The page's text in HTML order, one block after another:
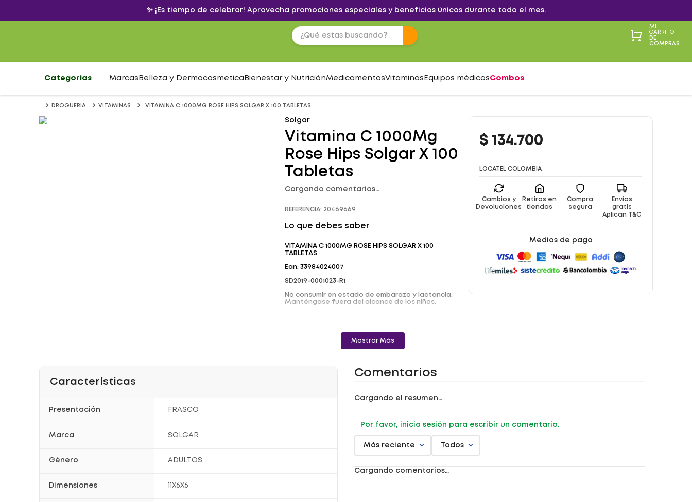
✨ ¡Es tiempo de celebrar! Aprovecha promociones especiales y beneficios únicos durante todo el mes.
MI
CARRITO
DE
COMPRAS
Categorías Marcas Belleza y Dermocosmetica Bienestar y NutriciónMedicamentosVitaminas Equipos médicosCombos
DROGUERIA VITAMINAS VITAMINA C 1000MG ROSE HIPS SOLGAR X 100 TABLETAS
Solgar
Vitamina C 1000Mg
Rose Hips Solgar X 100
Tabletas
Cargando comentarios…
REFERENCIA: 20469669
Lo que debes saber
VITAMINA C 1000MG ROSE HIPS SOLGAR X 100
TABLETAS
Ean: 33984024007
SD2019-0001023-R1
No consumir en estado de embarazo y lactancia.
Manténgase fuera del alcance de los niños.
Mostrar Más
$ 134.700
LOCATEL COLOMBIA
Cambios y
Devoluciones
Retiros en
tiendas
Compra
segura
Envíos
gratis
Aplican T&C
Medios de pago
Características
Presentación FRASCO
Marca SOLGAR
Género ADULTOS
Dimensiones 11X6X6
Comentarios
Cargando el resumen…
Por favor, inicia sesión para escribir un comentario.
Más reciente Todos
Cargando comentarios…